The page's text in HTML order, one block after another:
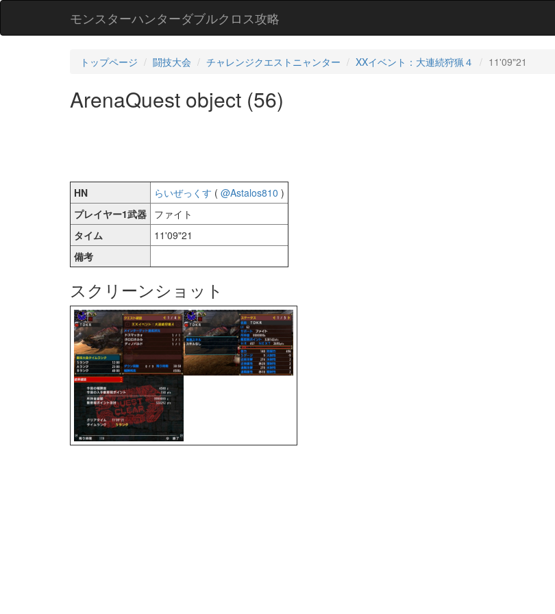
モンスターハンターダブルクロス攻略
トップページ 闘技大会 チャレンジクエストニャンター XXイベント：大連続狩猟４ 11'09"21
ArenaQuest object (56)
HN らいぜっくす ( @Astalos810 )
プレイヤー1武器 ファイト
タイム
11'09"21
備考
スクリーンショット